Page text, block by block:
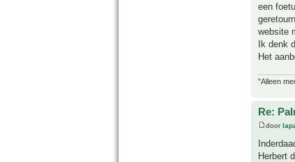
een
website
Ik denk
Het
"Alleen
Re:
door
Herbert